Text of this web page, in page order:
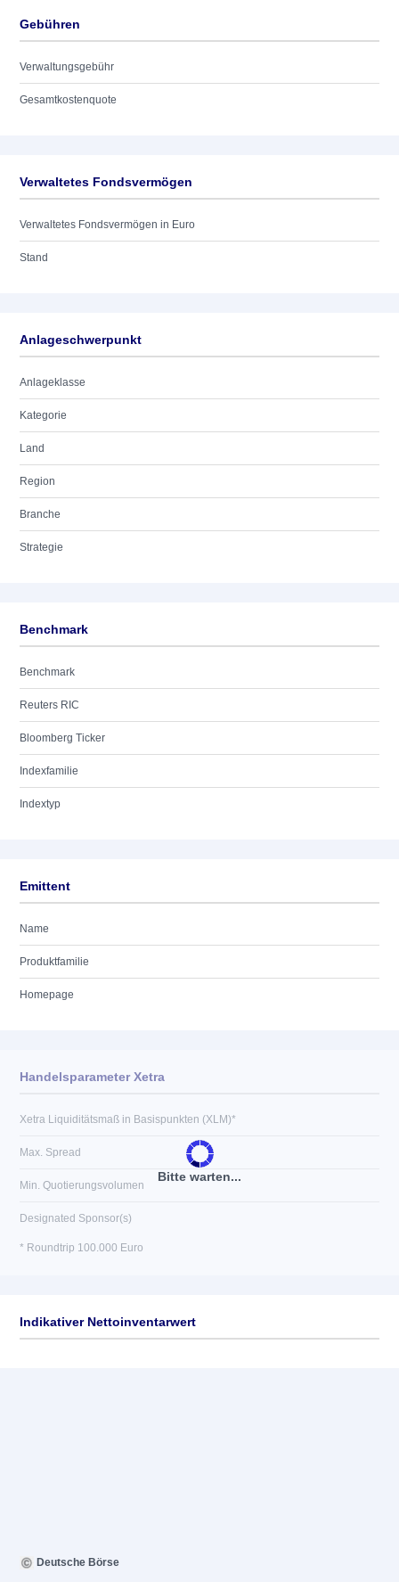
Gebühren
Verwaltungsgebühr
Gesamtkostenquote
Verwaltetes Fondsvermögen
Verwaltetes Fondsvermögen in Euro
Stand
Anlageschwerpunkt
Anlageklasse
Kategorie
Land
Region
Branche
Strategie
Benchmark
Benchmark
Reuters RIC
Bloomberg Ticker
Indexfamilie
Indextyp
Emittent
Name
Produktfamilie
Homepage
Bitte warten...
Handelsparameter Xetra
Xetra Liquiditätsmaß in Basispunkten (XLM)*
Max. Spread
Min. Quotierungsvolumen
Designated Sponsor(s)
* Roundtrip 100.000 Euro
Indikativer Nettoinventarwert
Deutsche Börse